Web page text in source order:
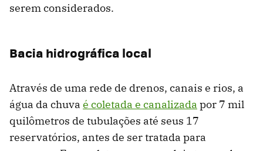
serem considerados.
Bacia hidrográfica local
Através de uma rede de drenos, canais e rios, a
água da chuva é coletada e canalizada por 7 mil
quilômetros de tubulações até seus 17
reservatórios, antes de ser tratada para